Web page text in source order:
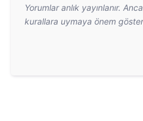
Yorumlar anlık yayınlanır.
kurallara uymaya önem